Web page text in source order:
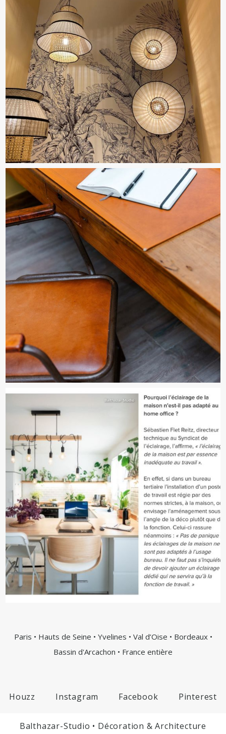
Paris • Hauts de Seine • Yvelines • Val d’Oise • Bordeaux •
Bassin d'Arcachon • France entière
Houzz Instagram Facebook Pinterest
Balthazar-Studio • Décoration & Architecture